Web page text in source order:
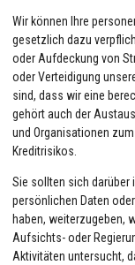
Wir können Ihre
gesetzlich dazu
oder Aufdeckung von
oder Verteidigung
sind, dass wir eine
gehört auch der
und Organisationen
Kreditrisikos.
Sie sollten sich darüber
persönlichen Daten
haben, weiterzugeben,
Aufsichts- oder
Aktivitäten untersucht,